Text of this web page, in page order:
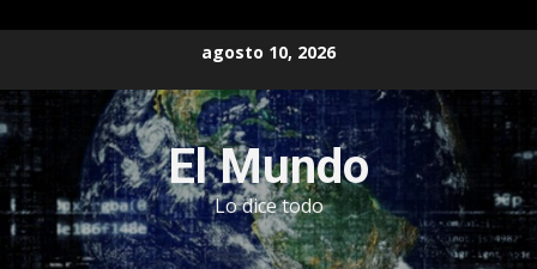
contenido
agosto 10, 2026
El Mundo
Lo dice todo